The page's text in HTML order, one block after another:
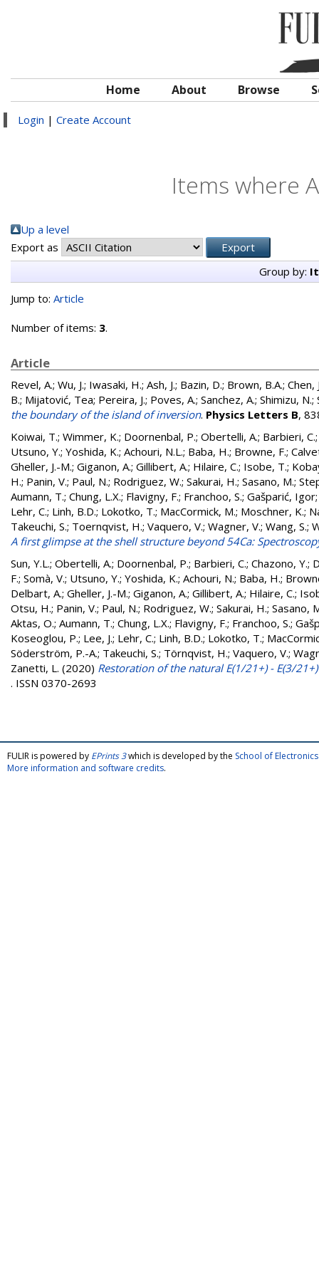
Home About Browse
Login | Create Account
Items where
Up a level
Export as
Group by:
Jump to: Article
Number of items: 3.
Article
Revel, A.; Wu, J.; Iwasaki, H.; Ash, J.; Bazin, D.; Brown, B.A.; Chen,
B.; Mijatović, Tea; Pereira, J.; Poves, A.; Sanchez, A.; Shimizu, N.;
the boundary of the island of inversion. Physics Letters B,
Koiwai, T.; Wimmer, K.; Doornenbal, P.; Obertelli, A.; Barbieri, C.
Utsuno, Y.; Yoshida, K.; Achouri, N.L.; Baba, H.; Browne, F.;
Gheller, J.-M.; Giganon, A.; Gillibert, A.; Hilaire, C.; Isobe, T.;
H.; Panin, V.; Paul, N.; Rodriguez, W.; Sakurai, H.; Sasano, M.;
Aumann, T.; Chung, L.X.; Flavigny, F.; Franchoo, S.; Gašparić, Igor
Lehr, C.; Linh, B.D.; Lokotko, T.; MacCormick, M.; Moschner, K.;
Takeuchi, S.; Toernqvist, H.; Vaquero, V.; Wagner, V.; Wang, S.;
A first glimpse at the shell structure beyond 54Ca:
Sun, Y.L.; Obertelli, A.; Doornenbal, P.; Barbieri, C.; Chazono, Y.;
F.; Somà, V.; Utsuno, Y.; Yoshida, K.; Achouri, N.; Baba, H.;
Delbart, A.; Gheller, J.-M.; Giganon, A.; Gillibert, A.; Hilaire, C.;
Otsu, H.; Panin, V.; Paul, N.; Rodriguez, W.; Sakurai, H.; Sasano,
Aktas, O.; Aumann, T.; Chung, L.X.; Flavigny, F.; Franchoo, S.;
Koseoglou, P.; Lee, J.; Lehr, C.; Linh, B.D.; Lokotko, T.;
Söderström, P.-A.; Takeuchi, S.; Törnqvist, H.; Vaquero, V.;
Zanetti, L. (2020) Restoration of the natural E(1/21+) - E(3/
. ISSN 0370-2693
FULIR is powered by EPrints 3which is developed by the School of
More information and software credits.